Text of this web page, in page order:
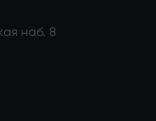
наб. 8